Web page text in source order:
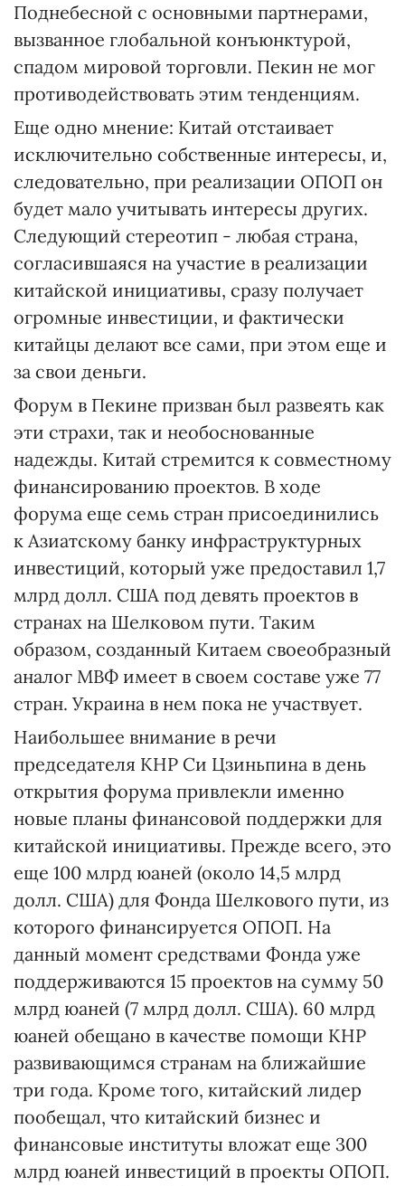
Поднебесной с основными партнерами,
вызванное глобальной конъюнктурой,
спадом мировой торговли. Пекин не мог
противодействовать этим тенденциям.
Еще одно мнение: Китай отстаивает
исключительно собственные интересы, и,
следовательно, при реализации ОПОП он
будет мало учитывать интересы других.
Следующий стереотип - любая страна,
согласившаяся на участие в реализации
китайской инициативы, сразу получает
огромные инвестиции, и фактически
китайцы делают все сами, при этом еще и
за свои деньги.
Форум в Пекине призван был развеять как
эти страхи, так и необоснованные
надежды. Китай стремится к совместному
финансированию проектов. В ходе
форума еще семь стран присоединились
к Азиатскому банку инфраструктурных
инвестиций, который уже предоставил 1,7
млрд долл. США под девять проектов в
странах на Шелковом пути. Таким
образом, созданный Китаем своеобразный
аналог МВФ имеет в своем составе уже 77
стран. Украина в нем пока не участвует.
Наибольшее внимание в речи
председателя КНР Си Цзиньпина в день
открытия форума привлекли именно
новые планы финансовой поддержки для
китайской инициативы. Прежде всего, это
еще 100 млрд юаней (около 14,5 млрд
долл. США) для Фонда Шелкового пути, из
которого финансируется ОПОП. На
данный момент средствами Фонда уже
поддерживаются 15 проектов на сумму 50
млрд юаней (7 млрд долл. США). 60 млрд
юаней обещано в качестве помощи КНР
развивающимся странам на ближайшие
три года. Кроме того, китайский лидер
пообещал, что китайский бизнес и
финансовые институты вложат еще 300
млрд юаней инвестиций в проекты ОПОП.